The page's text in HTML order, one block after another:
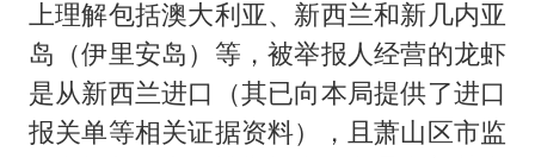
上理解包括澳大利亚、新西兰和新几内亚
岛（伊里安岛）等，被举报人经营的龙虾
是从新西兰进口（其已向本局提供了进口
报关单等相关证据资料），且萧山区市监